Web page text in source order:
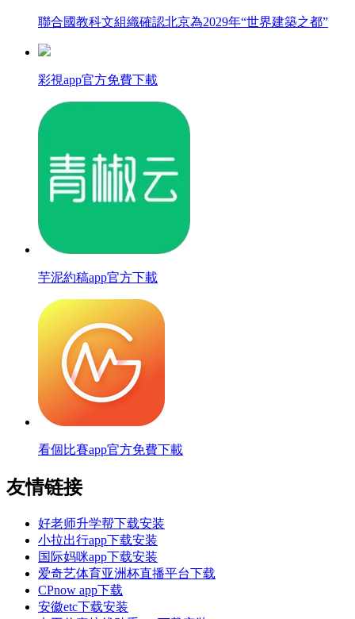
聯合國教科文組織確認北京為2029年“世界建築之都”
彩視app官方免費下載
芋泥約稿app官方下載
看個比賽app官方免費下載
友情链接
好老师升学帮下载安装
小拉出行app下载安装
国际妈咪app下载安装
爱奇艺体育亚洲杯直播平台下载
CPnow app下载
安徽etc下载安装